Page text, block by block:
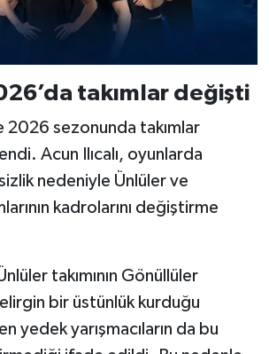
takımlar değişti
2026 sezonunda takımlar
Acun Ilıcalı, oyunlarda
nedeniyle Ünlüler ve
kadrolarını değiştirme
takımının Gönüllüler
bir üstünlük kurduğu
yedek yarışmacıların da bu